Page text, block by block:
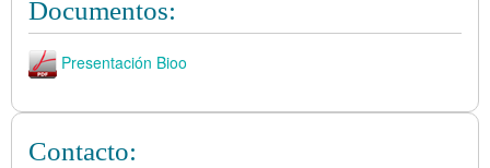
Documentos:
Presentación Bioo
Contacto: